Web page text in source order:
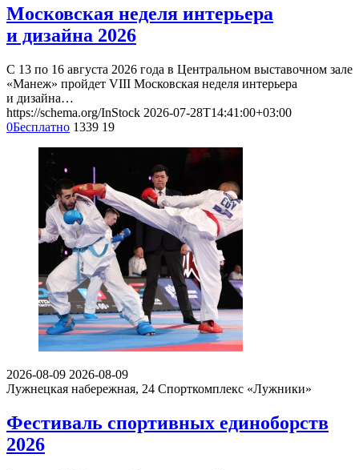
Московская неделя интерьера
и дизайна 2026
С 13 по 16 августа 2026 года в Центральном выставочном зале
«Манеж» пройдет VIII Московская неделя интерьера
и дизайна…
https://schema.org/InStock 2026-07-28T14:41:00+03:00
0Бесплатно 1339 19
2026-08-09 2026-08-09
Лужнецкая набережная, 24 Спорткомплекс «Лужники»
Фестиваль спортивных единоборств
2026